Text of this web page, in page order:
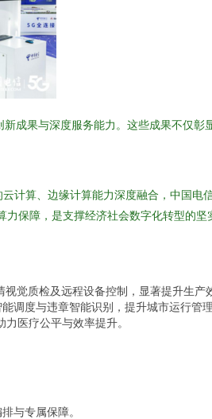
成果与深度服务能力。这些成果不仅彰
算、边缘计算能力深度融合，中国电
保障，是支撑经济社会数字化转型的坚
觉质检及远程设备控制，显著提升生产
调度与违章智能识别，提升城市运行管理
医疗公平与效率提升。
与专属保障。